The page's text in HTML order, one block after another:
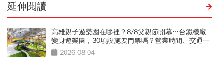
延伸閱讀
高雄親子遊樂園在哪裡？8/8父親節開幕…台鐵機廠
變身遊樂園，30項設施要門票嗎？營業時間、交通一
文看2026-08-04